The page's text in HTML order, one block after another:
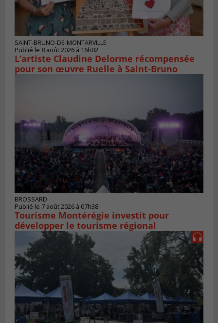
SAINT-BRUNO-DE-MONTARVILLE
Publié le 8 août 2026 à 16h02
L’artiste Claudine Delorme récompensée
pour son œuvre Ruelle à Saint-Bruno
BROSSARD
Publié le 7 août 2026 à 07h38
Tourisme Montérégie investit pour
développer le tourisme régional